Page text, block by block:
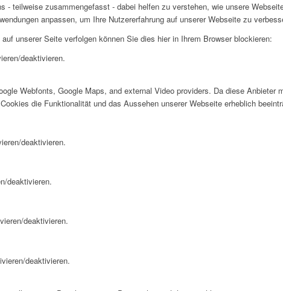
- teilweise zusammengefasst - dabei helfen zu verstehen, wie unsere
anpassen, um Ihre Nutzererfahrung auf unserer Webseite zu
unserer Seite verfolgen können Sie dies hier in Ihrem Browser blockieren:
deaktivieren.
Webfonts, Google Maps, and external Video providers. Da diese
die Funktionalität und das Aussehen unserer Webseite erheblich
deaktivieren.
deaktivieren.
deaktivieren.
deaktivieren.